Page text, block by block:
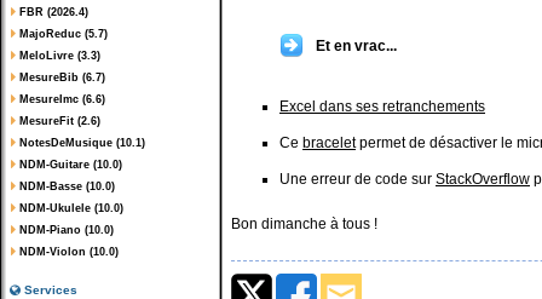
FBR (2026.4)
MajoReduc (5.7)
MeloLivre (3.3)
MesureBib (6.7)
MesureImc (6.6)
MesureFit (2.6)
NotesDeMusique (10.1)
NDM-Guitare (10.0)
NDM-Basse (10.0)
NDM-Ukulele (10.0)
NDM-Piano (10.0)
NDM-Violon (10.0)
Services
Et en vrac...
Excel dans ses retranchements
Ce braceletpermet de désactiver le
Une erreur de code sur StackOverflow
Bon dimanche à tous !